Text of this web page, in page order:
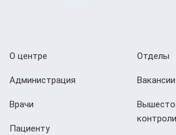
О центре
Администрация
Врачи
Пациенту
Отделы
Вакансии